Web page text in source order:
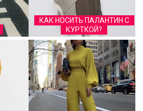
КАК НОСИТЬ ПАЛАНТИН С
КУРТКОЙ?